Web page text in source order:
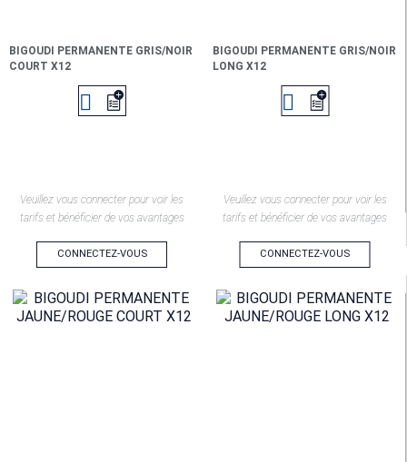
BIGOUDI PERMANENTE GRIS/NOIR
COURT X12

Veuillez vous connecter pour voir les
tarifs et bénéficier de vos avantages
CONNECTEZ-VOUS
BIGOUDI PERMANENTE GRIS/NOIR
LONG X12

Veuillez vous connecter pour voir les
tarifs et bénéficier de vos avantages
CONNECTEZ-VOUS